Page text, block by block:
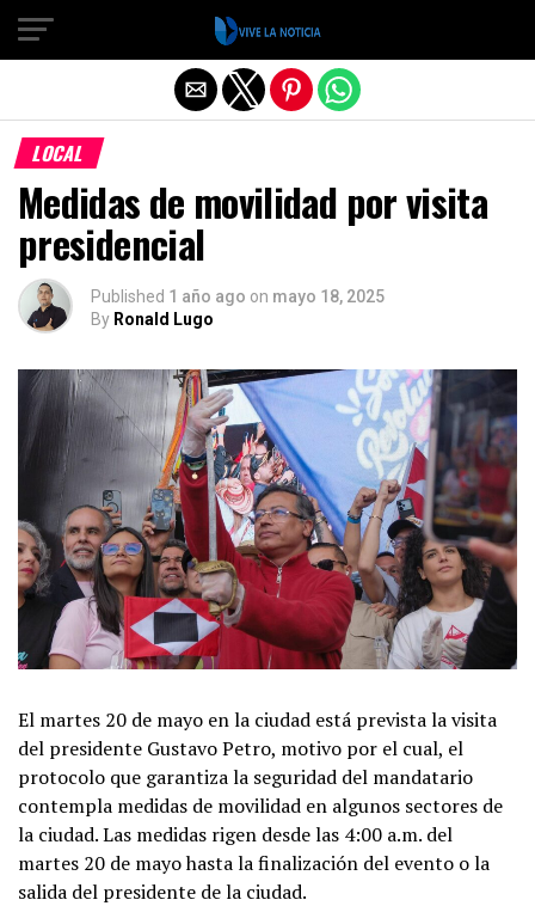
LOCAL
Medidas de movilidad por visita
presidencial
Published 1 año ago on mayo 18, 2025
By Ronald Lugo
El martes 20 de mayo en la ciudad está prevista la visita
del presidente Gustavo Petro, motivo por el cual, el
protocolo que garantiza la seguridad del mandatario
contempla medidas de movilidad en algunos sectores de
la ciudad. Las medidas rigen desde las 4:00 a.m. del
martes 20 de mayo hasta la finalización del evento o la
salida del presidente de la ciudad.
Salir de la versión móvil